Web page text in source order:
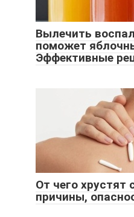
Вылечить
поможет
Эффективные
От чего хрустят
причины,